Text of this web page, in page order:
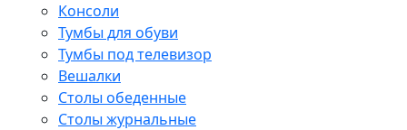
Консоли
Тумбы для обуви
Тумбы под телевизор
Вешалки
Столы обеденные
Столы журнальные